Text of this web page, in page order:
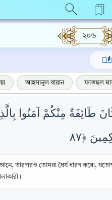
২০৬
আহসানুল বায়ান ফাতহুল
طَائِفَةٌ مِنْكُمْ آمَنُوا
তারপরও তোমরা ধৈর্য ধারণ করো,